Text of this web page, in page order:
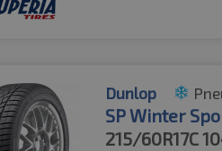
Dunlop
SP Winter
215/60R17C